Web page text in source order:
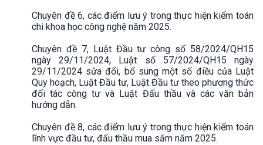
Chuyên đề 6, các điểm lưu ý trong thực hiện kiểm toán
chi khoa học công nghệ năm 2025.
Chuyên đề 7, Luật Đầu tư công số 58/2024/QH15
ngày 29/11/2024, Luật số 57/2024/QH15 ngày
29/11/2024 sửa đổi, bổ sung một số điều của Luật
Quy hoạch, Luật Đầu tư, Luật Đầu tư theo phương thức
đối tác công tư và Luật Đấu thầu và các văn bản
hướng dẫn.
Chuyên đề 8, các điểm lưu ý trong thực hiện kiểm toán
lĩnh vực đầu tư, đấu thầu mua sắm năm 2025.